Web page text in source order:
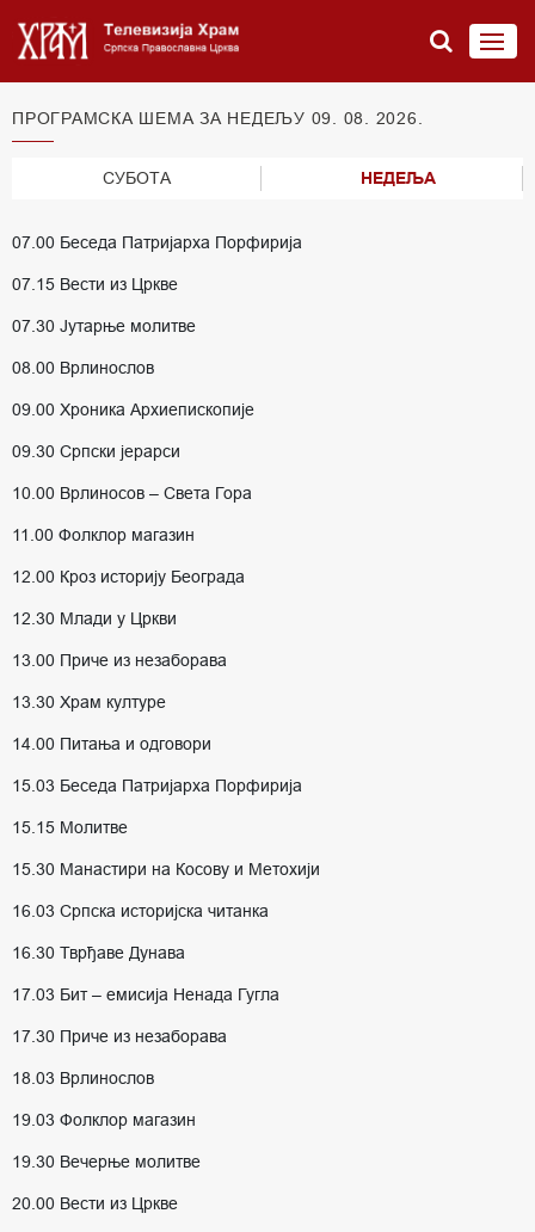
ПРОГРАМСКА ШЕМА ЗА НЕДЕЉУ 09. 08. 2026.
СУБОТА НЕДЕЉА
07.00 Беседа Патријарха Порфирија
07.15 Вести из Цркве
07.30 Јутарње молитве
08.00 Врлинослов
09.00 Хроника Архиепископије
09.30 Српски јерарси
10.00 Врлиносов – Света Гора
11.00 Фолклор магазин
12.00 Кроз историју Београда
12.30 Млади у Цркви
13.00 Приче из незаборава
13.30 Храм културе
14.00 Питања и одговори
15.03 Беседа Патријарха Порфирија
15.15 Молитве
15.30 Манастири на Косову и Метохији
16.03 Српска историјска читанка
16.30 Тврђаве Дунава
17.03 Бит – емисија Ненада Гугла
17.30 Приче из незаборава
18.03 Врлинослов
19.03 Фолклор магазин
19.30 Вечерње молитве
20.00 Вести из Цркве